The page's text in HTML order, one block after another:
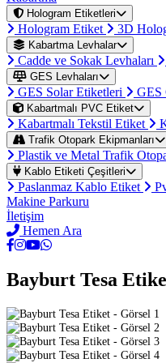
Hologram Etiketleri
Hologram Etiket 3D
Kabartma Levhalar
Cadde ve Sokak Levhaları
GES Levhaları
GES Solar Etiketleri GES
Kabartmalı PVC Etiket
Kabartmalı Tekstil Etiket
Trafik Otopark Ekipmanları
Plastik ve Metal Trafik
Kablo Etiketi Çeşitleri
Paslanmaz Kablo Etiket
Makine Parkuru
İletişim
Hemen Ara
Bayburt Tesa